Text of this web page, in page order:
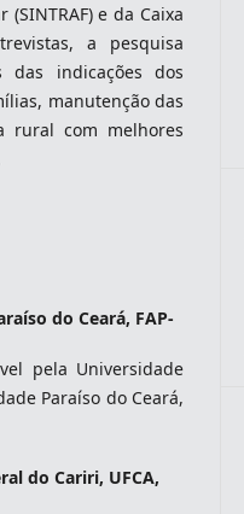
e da Caixa
a pesquisa
das indicações dos
manutenção das
rural com melhores
do Ceará, FAP-
pela Universidade
Paraíso do Ceará,
do Cariri, UFCA,